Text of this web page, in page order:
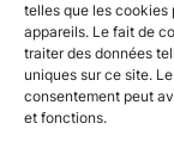
telles que les cookies
appareils. Le fait de
traiter des données
uniques sur ce site.
consentement peut
et fonctions.